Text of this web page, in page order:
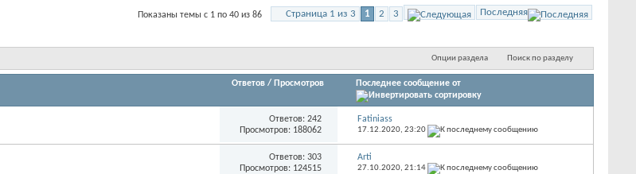
Страница 1 из 3 1 2 3 Последняя
Показаны темы с 1 по 40 из 86
Опции раздела Поиск по разделу
Ответов / Просмотров Последнее сообщение от
Ответов: 242
Просмотров: 188062
Fatiniass
17.12.2020, 23:20
Ответов: 303
Просмотров: 124515
Arti
27.10.2020, 21:14